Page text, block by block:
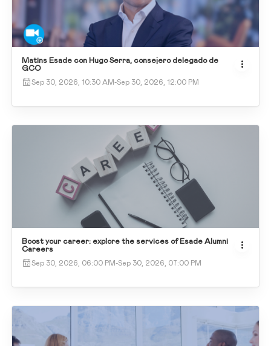
Matins Esade con Hugo Serra, consejero delegado de
GCO
Sep 30, 2026, 10:30 AM-Sep 30, 2026, 12:00 PM
Boost your career: explore the services of Esade Alumni
Careers
Sep 30, 2026, 06:00 PM-Sep 30, 2026, 07:00 PM